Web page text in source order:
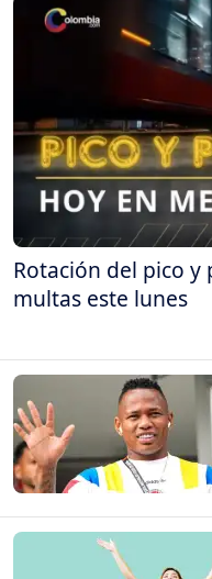
Rotación del pico y
multas este lunes